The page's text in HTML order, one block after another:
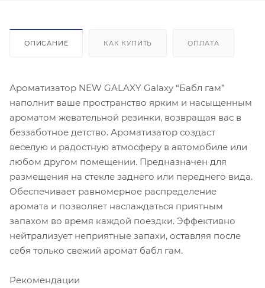
ОПИСАНИЕ КАК КУПИТЬ ОПЛАТА
Ароматизатор NEW GALAXY Galaxy “Бабл гам”
наполнит ваше пространство ярким и насыщенным
ароматом жевательной резинки, возвращая вас в
беззаботное детство. Ароматизатор создаст
веселую и радостную атмосферу в автомобиле или
любом другом помещении. Предназначен для
размещения на стекле заднего или переднего вида.
Обеспечивает равномерное распределение
аромата и позволяет наслаждаться приятным
запахом во время каждой поездки. Эффективно
нейтрализует неприятные запахи, оставляя после
себя только свежий аромат бабл гам.
Рекомендации